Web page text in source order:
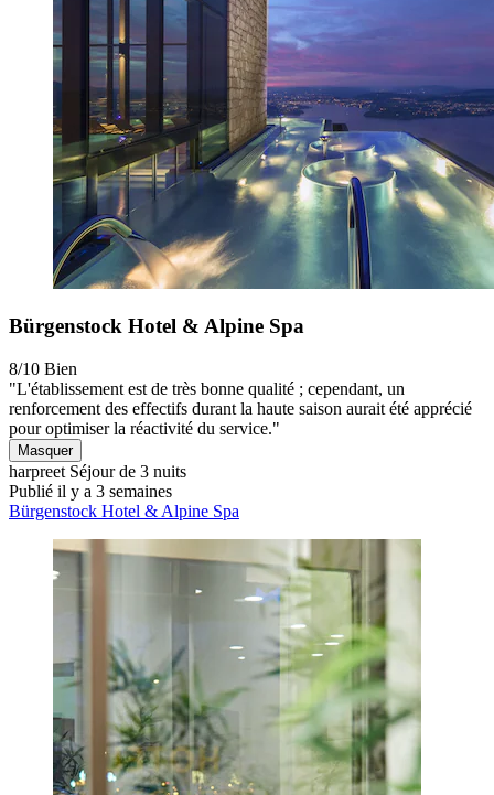
Bürgenstock Hotel & Alpine Spa
8/10 Bien
"L'établissement est de très bonne qualité ; cependant, un
renforcement des effectifs durant la haute saison aurait été apprécié
pour optimiser la réactivité du service."
Masquer
harpreet Séjour de 3 nuits
Publié il y a 3 semaines
Bürgenstock Hotel & Alpine Spa